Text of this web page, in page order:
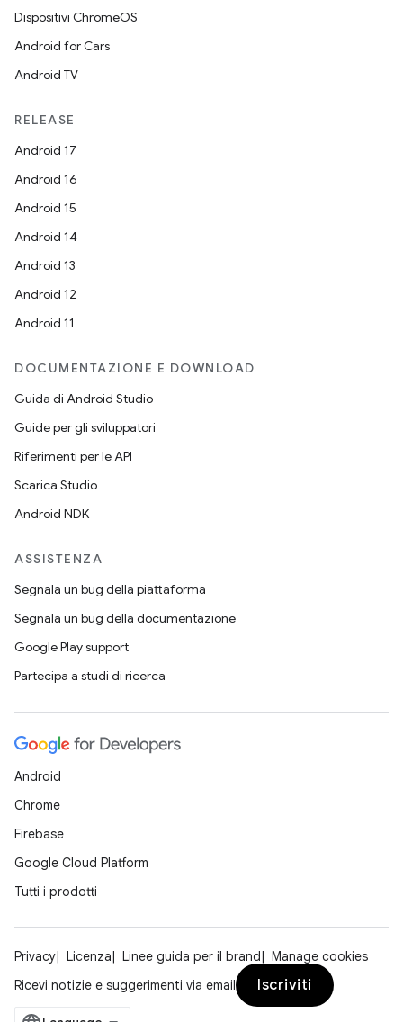
Dispositivi ChromeOS
Android for Cars
Android TV
RELEASE
Android 17
Android 16
Android 15
Android 14
Android 13
Android 12
Android 11
DOCUMENTAZIONE E DOWNLOAD
Guida di Android Studio
Guide per gli sviluppatori
Riferimenti per le API
Scarica Studio
Android NDK
ASSISTENZA
Segnala un bug della piattaforma
Segnala un bug della documentazione
Google Play support
Partecipa a studi di ricerca
Android
Chrome
Firebase
Google Cloud Platform
Tutti i prodotti
Privacy Licenza Linee guida per il brand
Manage cookies
Ricevi notizie e suggerimenti via email
Iscriviti